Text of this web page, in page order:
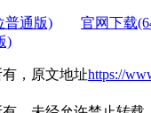
普通版) 官网下载
)
，原文地址https://